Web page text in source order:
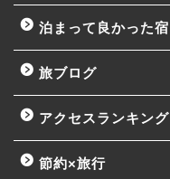
泊まって良かった宿
旅ブログ
アクセスランキング
節約×旅行